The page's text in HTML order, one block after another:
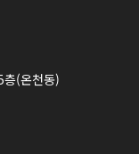
(온천동)